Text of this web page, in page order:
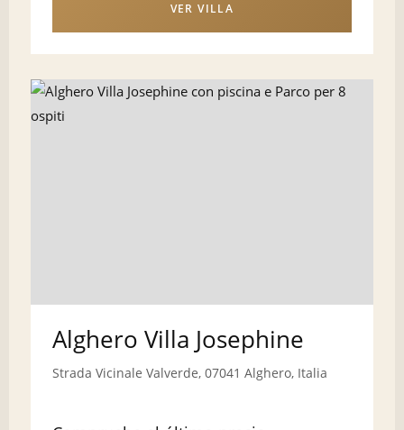
VER VILLA
Alghero Villa Josephine
Strada Vicinale Valverde, 07041 Alghero, Italia